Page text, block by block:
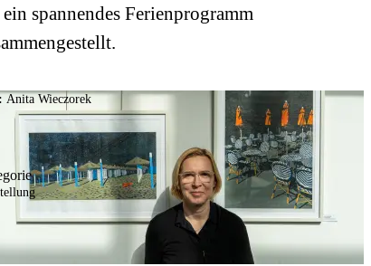
spannendes Ferienprogramm
Anita Wieczorek